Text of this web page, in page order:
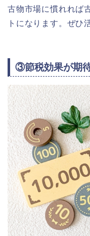
古物市場に慣れれば
トになります。ぜひ
③節税効果が期